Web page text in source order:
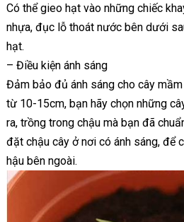
Có thể gieo hạt vào những chiếc
nhựa, đục lỗ thoát nước bên dưới
hạt.
– Điều kiện ánh sáng
Đảm bảo đủ ánh sáng cho cây
từ 10-15cm, bạn hãy chọn những
ra, trồng trong chậu mà bạn đã
đặt chậu cây ở nơi có ánh sáng, để
hậu bên ngoài.